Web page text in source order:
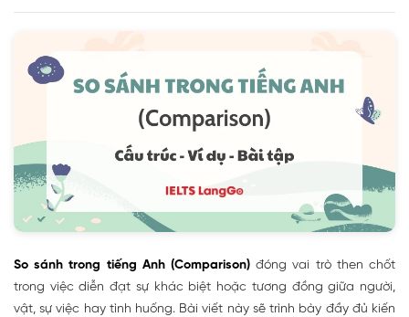
So sánh trong tiếng Anh (Comparison) đóng vai trò then chốt
trong việc diễn đạt sự khác biệt hoặc tương đồng giữa người,
vật, sự việc hay tình huống. Bài viết này sẽ trình bày đầy đủ kiến